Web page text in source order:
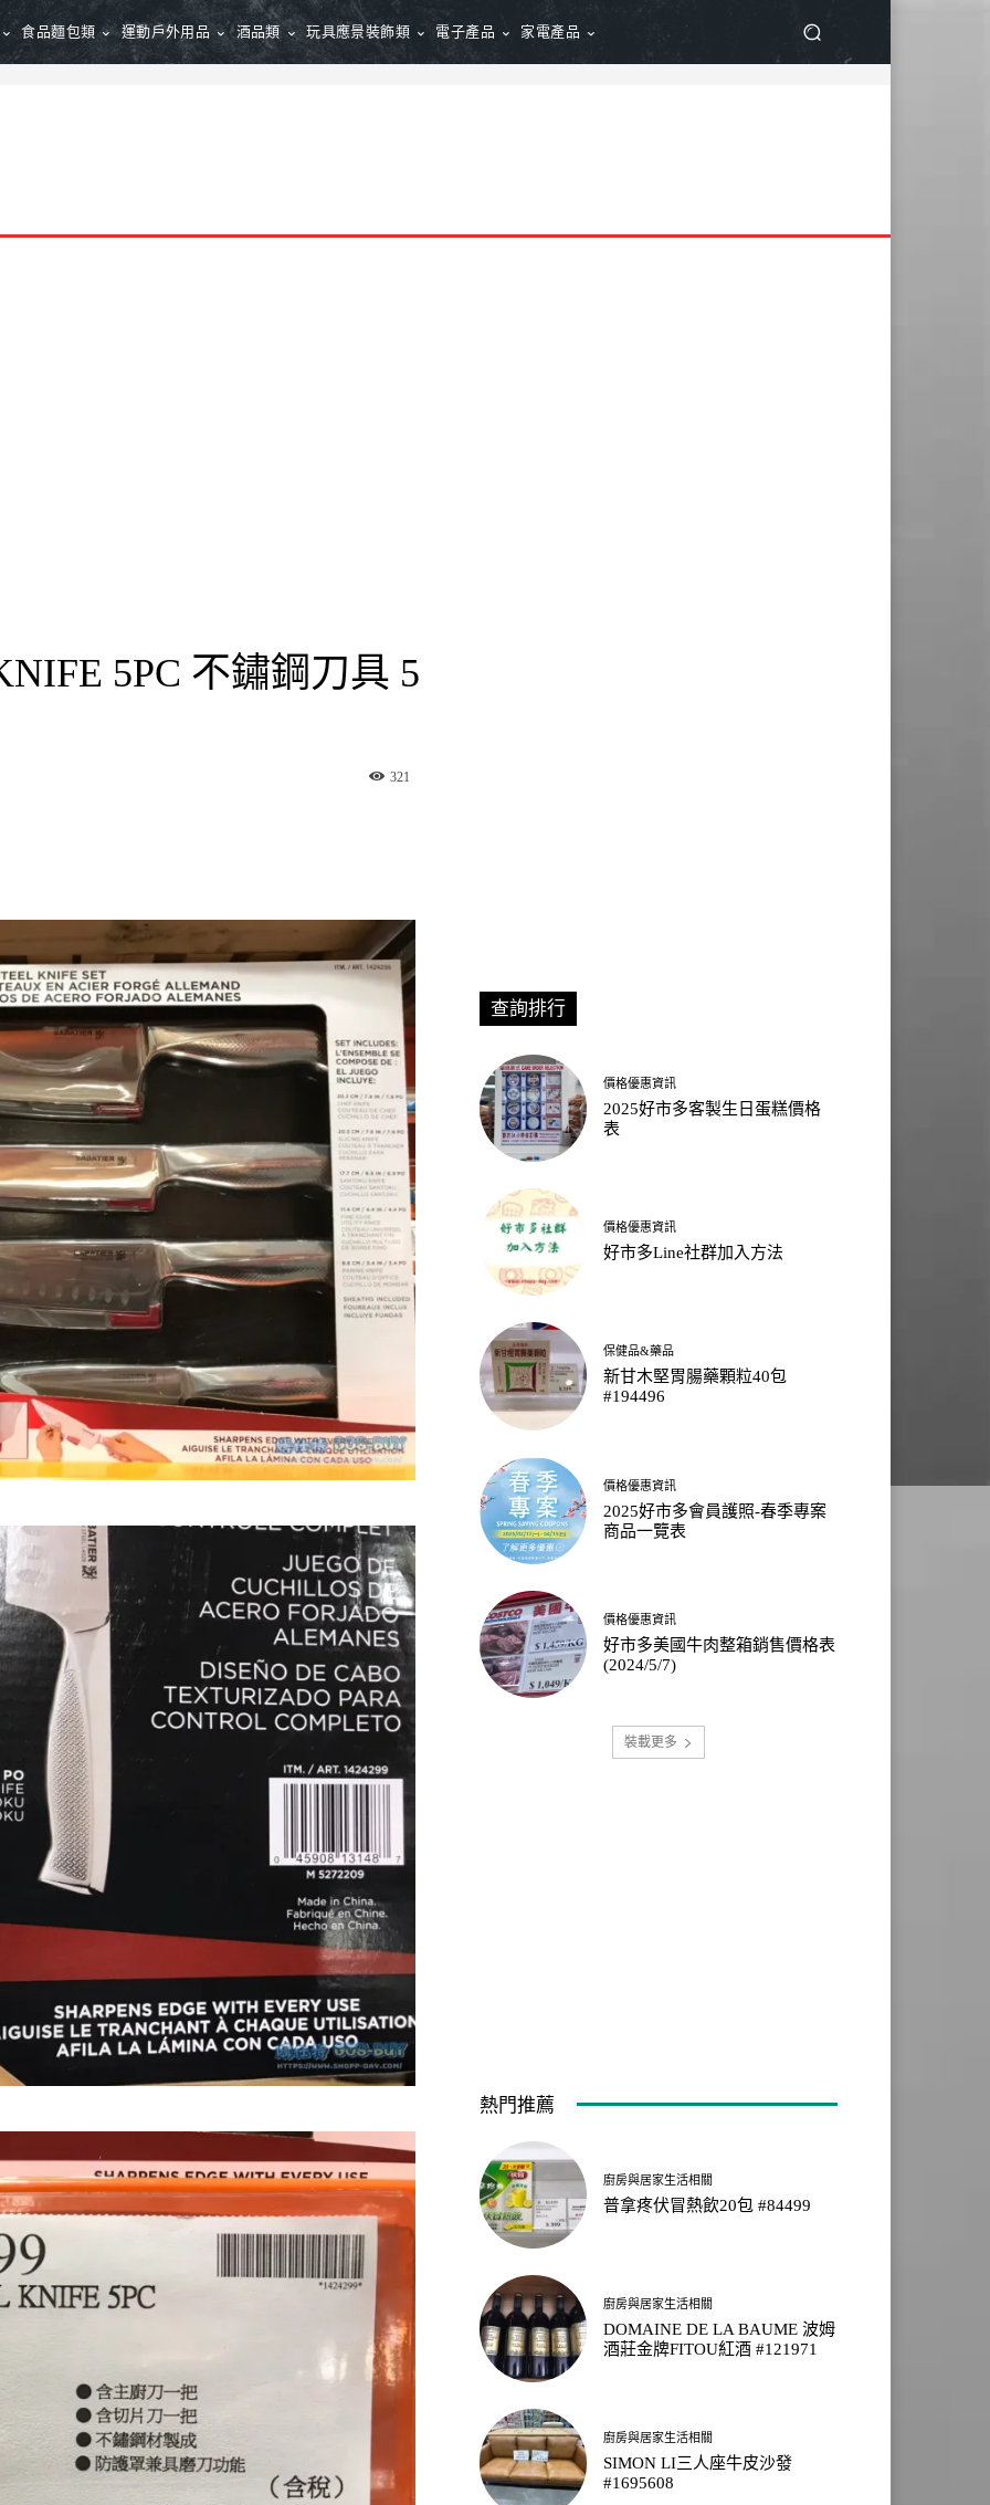
食品麵包類 運動戶外用品 酒品類 玩具應景裝飾類 電子產品 家電產品
5PC 不鏽鋼刀具 5
321
查詢排行
價格優惠資訊
2025好市多客製生日蛋糕價格
表
價格優惠資訊
好市多Line社群加入方法
保健品&藥品
新甘木堅胃腸藥顆粒40包
#194496
價格優惠資訊
2025好市多會員護照-春季專案
商品一覽表
價格優惠資訊
好市多美國牛肉整箱銷售價格表
(2024/5/7)
裝載更多
熱門推薦
廚房與居家生活相關
普拿疼伏冒熱飲20包 #84499
廚房與居家生活相關
DOMAINE DE LA BAUME 波姆
酒莊金牌FITOU紅酒 #121971
廚房與居家生活相關
SIMON LI三人座牛皮沙發
#1695608